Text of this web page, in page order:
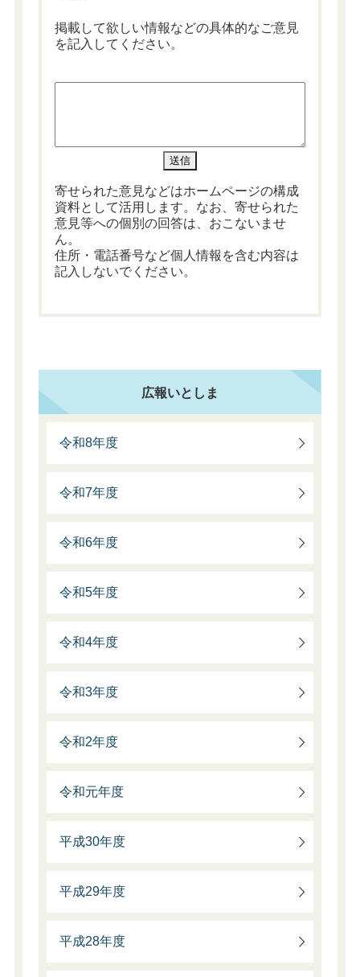
掲載して欲しい情報などの具体的なご意見
を記入してください。
寄せられた意見などはホームページの構成
資料として活用します。なお、寄せられた
意見等への個別の回答は、おこないませ
ん。
住所・電話番号など個人情報を含む内容は
記入しないでください。
広報いとしま
令和8年度
令和7年度
令和6年度
令和5年度
令和4年度
令和3年度
令和2年度
令和元年度
平成30年度
平成29年度
平成28年度